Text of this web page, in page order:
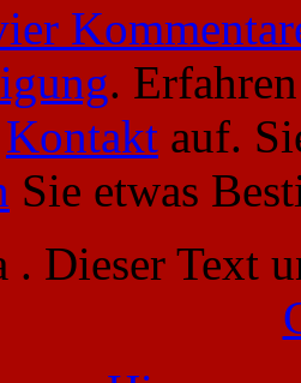
.
Kontakt auf.
Sie etwas
. Dieser Text